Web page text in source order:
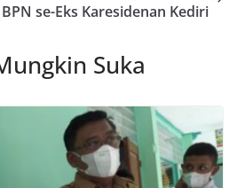
se-Eks Karesidenan Kediri
Suka